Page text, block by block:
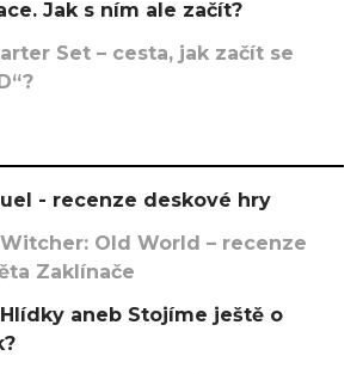
Jak s ním ale začít?
Set – cesta, jak začít se
- recenze deskové hry
Old World – recenze
Zaklínače
aneb Stojíme ještě o